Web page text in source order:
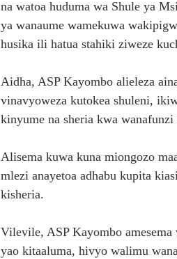
na watoa huduma wa Shule ya
ya wanaume wamekuwa
husika ili hatua stahiki ziweze
Aidha, ASP Kayombo alieleza
vinavyoweza kutokea shuleni,
kinyume na sheria kwa wanafunzi
Alisema kuwa kuna miongozo
mlezi anayetoa adhabu kupita
kisheria.
Vilevile, ASP Kayombo
yao kitaaluma, hivyo walimu